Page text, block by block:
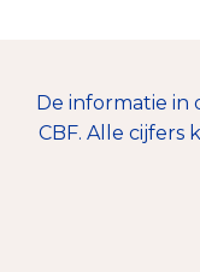
De informatie in
CBF. Alle cijfers